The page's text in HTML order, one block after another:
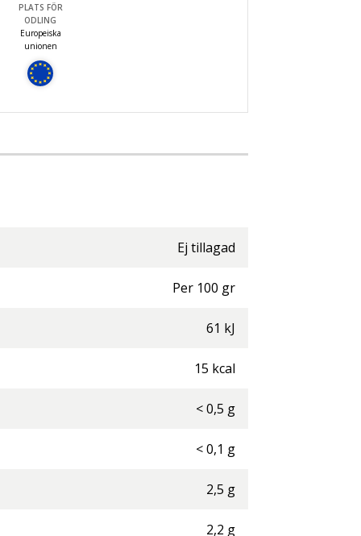
PLATS FÖR
ODLING
Europeiska
unionen
Ej tillagad
Per 100 gr
61 kJ
15 kcal
<0,5 g
<0,1 g
2,5 g
2,2 g